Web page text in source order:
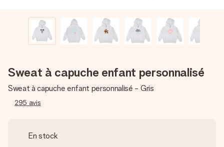
Sweat à capuche enfant personnalisé
Sweat à capuche enfant personnalisé - Gris
295 avis
En stock